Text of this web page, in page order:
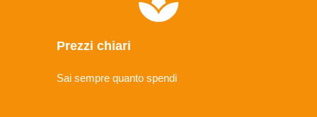
Prezzi chiari
Sai sempre quanto spendi